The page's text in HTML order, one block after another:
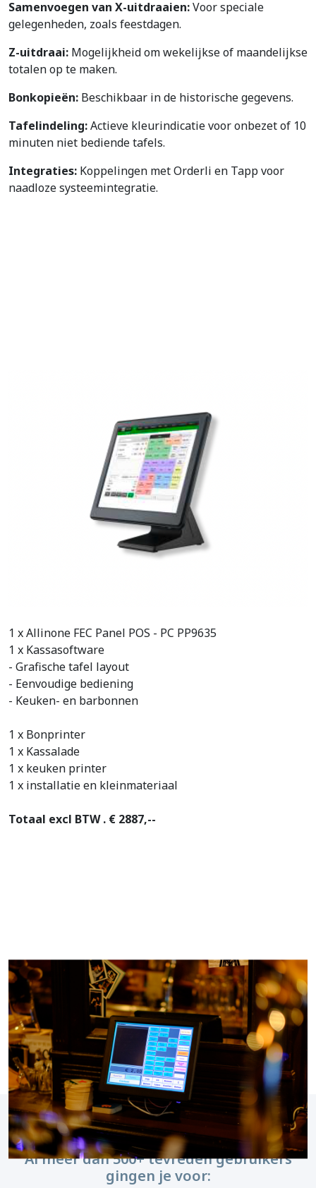
Samenvoegen van X-uitdraaien:Voor speciale
gelegenheden, zoals feestdagen.
Z-uitdraai: Mogelijkheid om wekelijkse of maandelijkse
totalen op te maken.
Bonkopieën: Beschikbaar in de historische gegevens.
Tafelindeling:Actieve kleurindicatie voor onbezet of 10
minuten niet bediende tafels.
Integraties: Koppelingen met Orderli en Tapp voor
naadloze systeemintegratie.
1 x Allinone FEC Panel POS - PC PP9635
1 x Kassasoftware
- Grafische tafel layout
- Eenvoudige bediening
- Keuken- en barbonnen
1 x Bonprinter
1 x Kassalade
1 x keuken printer
1 x installatie en kleinmateriaal
Totaal excl BTW . € 2887,--
Al meer dan 500+ tevreden gebruikers
gingen je voor: